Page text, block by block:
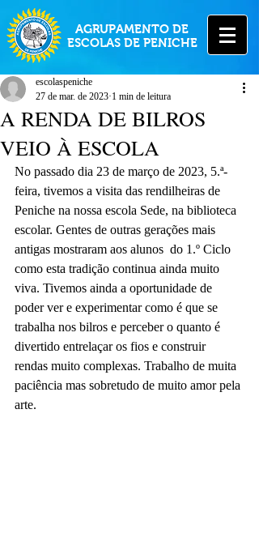
AGRUPAMENTO DE
ESCOLAS DE PENICHE
A RENDA DE BILROS
VEIO À ESCOLA
escolaspeniche
27 de mar. de 2023 1 min de leitura
No passado dia 23 de março de 2023, 5.ª-
feira, tivemos a visita das rendilheiras de
Peniche na nossa escola Sede, na biblioteca
escolar. Gentes de outras gerações mais
antigas mostraram aos alunos  do 1.º Ciclo
como esta tradição continua ainda muito
viva. Tivemos ainda a oportunidade de
poder ver e experimentar como é que se
trabalha nos bilros e perceber o quanto é
divertido entrelaçar os fios e construir
rendas muito complexas. Trabalho de muita
paciência mas sobretudo de muito amor pela
arte.